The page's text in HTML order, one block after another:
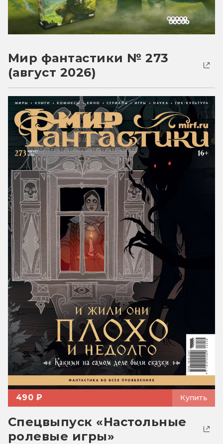
Мир фантастики № 273
(август 2026)
490 ₽ Купить
Спецвыпуск «Настольные
ролевые игры»